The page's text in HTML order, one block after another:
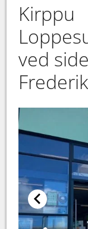
Kirppu
ved